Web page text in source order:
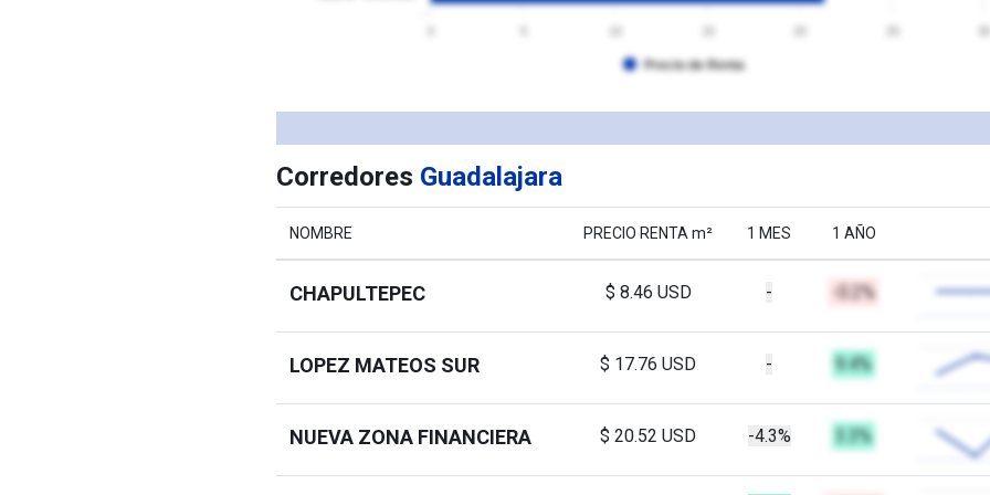
Precio de Renta
Corredores Guadalajara
NOMBRE PRECIO RENTA m² 1 MES 1 AÑO
CHAPULTEPEC $ 8.46 USD - -0.2%
LOPEZ MATEOS SUR $ 17.76 USD - 9.4%
NUEVA ZONA FINANCIERA $ 20.52 USD -4.3% 3.3%